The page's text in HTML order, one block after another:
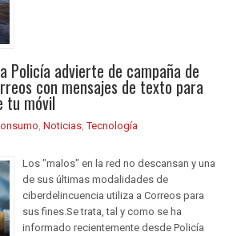
Policía advierte de campaña de
con mensajes de texto para
tu móvil
Noticias ,Tecnología
Los "malos" en la red no descansan y una
de sus últimas modalidades de
ciberdelincuencia utiliza a Correos para
sus fines.Se trata, tal y como se ha
informado recientemente desde Policía